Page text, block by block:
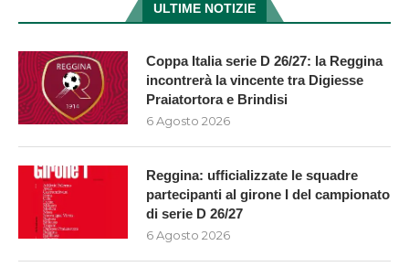
ULTIME NOTIZIE
Coppa Italia serie D 26/27: la Reggina
incontrerà la vincente tra Digiesse
Praiatortora e Brindisi
6 Agosto 2026
Reggina: ufficializzate le squadre
partecipanti al girone I del campionato
di serie D 26/27
6 Agosto 2026